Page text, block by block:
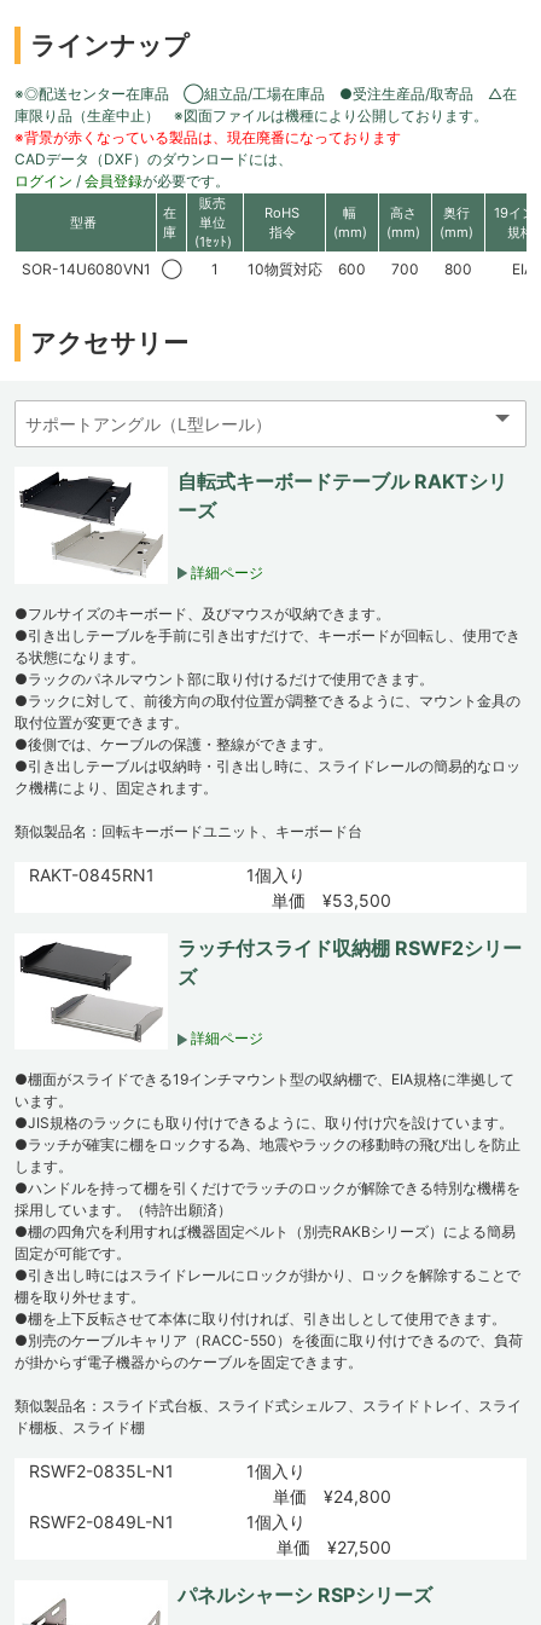
ラインナップ
※◎配送センター在庫品 ◯組立品/工場在庫品 ●受注生産品/取寄品 △在
庫限り品（生産中止） ※図面ファイルは機種により公開しております。
※背景が赤くなっている製品は、現在廃番になっております
CADデータ（DXF）のダウンロードには、
ログイン / 会員登録が必要です。
型番
在
庫
販売
単位
(1ｾｯﾄ)
RoHS
指令
幅
(mm)
高さ
(mm)
奥行
(mm)
19イン
規格
SOR-14U6080VN1 ◯ 1 10物質対応 600 700 800 EIA
アクセサリー
自転式キーボードテーブル RAKTシリ
ーズ
詳細ページ
●フルサイズのキーボード、及びマウスが収納できます。
●引き出しテーブルを手前に引き出すだけで、キーボードが回転し、使用でき
る状態になります。
●ラックのパネルマウント部に取り付けるだけで使用できます。
●ラックに対して、前後方向の取付位置が調整できるように、マウント金具の
取付位置が変更できます。
●後側では、ケーブルの保護・整線ができます。
●引き出しテーブルは収納時・引き出し時に、スライドレールの簡易的なロッ
ク機構により、固定されます。
類似製品名：回転キーボードユニット、キーボード台
RAKT-0845RN1
1個入り
単価 ¥53,500
ラッチ付スライド収納棚 RSWF2シリー
ズ
詳細ページ
●棚面がスライドできる19インチマウント型の収納棚で、EIA規格に準拠して
います。
●JIS規格のラックにも取り付けできるように、取り付け穴を設けています。
●ラッチが確実に棚をロックする為、地震やラックの移動時の飛び出しを防止
します。
●ハンドルを持って棚を引くだけでラッチのロックが解除できる特別な機構を
採用しています。（特許出願済）
●棚の四角穴を利用すれば機器固定ベルト（別売RAKBシリーズ）による簡易
固定が可能です。
●引き出し時にはスライドレールにロックが掛かり、ロックを解除することで
棚を取り外せます。
●棚を上下反転させて本体に取り付ければ、引き出しとして使用できます。
●別売のケーブルキャリア（RACC-550）を後面に取り付けできるので、負荷
が掛からず電子機器からのケーブルを固定できます。
類似製品名：スライド式台板、スライド式シェルフ、スライドトレイ、スライ
ド棚板、スライド棚
RSWF2-0835L-N1
1個入り
単価 ¥24,800
RSWF2-0849L-N1
1個入り
単価 ¥27,500
パネルシャーシ RSPシリーズ